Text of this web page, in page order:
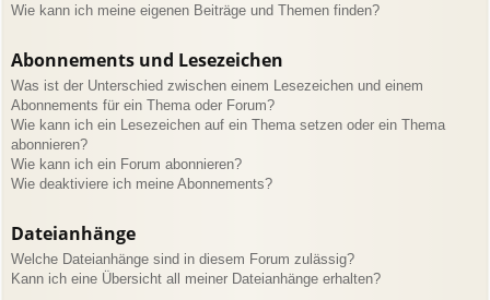
Wie kann ich meine eigenen Beiträge und Themen finden?
Abonnements und Lesezeichen
Was ist der Unterschied zwischen einem Lesezeichen und einem
Abonnements für ein Thema oder Forum?
Wie kann ich ein Lesezeichen auf ein Thema setzen oder ein Thema
abonnieren?
Wie kann ich ein Forum abonnieren?
Wie deaktiviere ich meine Abonnements?
Dateianhänge
Welche Dateianhänge sind in diesem Forum zulässig?
Kann ich eine Übersicht all meiner Dateianhänge erhalten?